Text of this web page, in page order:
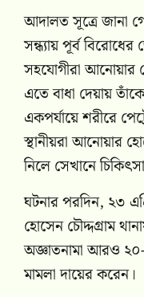
আদালত সূত্রে জানা
সন্ধ্যায় পূর্ব
সহযোগীরা আনোয়ার
এতে বাধা দেয়ায়
একপর্যায়ে শরীরে
স্থানীয়রা আনোয়ার
নিলে সেখানে
ঘটনার পরদিন, ২৩
হোসেন চৌদ্দগ্রাম
অজ্ঞাতনামা আরও
মামলা দায়ের করেন।